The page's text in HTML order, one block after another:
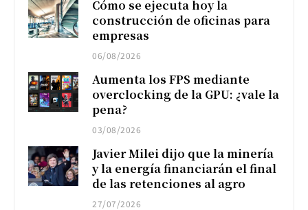
Cómo se ejecuta hoy la
construcción de oficinas para
empresas
06/08/2026
Aumenta los FPS mediante
overclocking de la GPU: ¿vale la
pena?
03/08/2026
Javier Milei dijo que la minería
y la energía financiarán el final
de las retenciones al agro
27/07/2026